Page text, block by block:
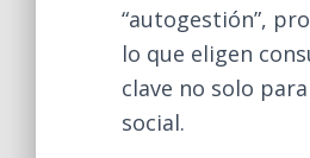
“autogestión”,
lo que eligen
clave no solo
social.